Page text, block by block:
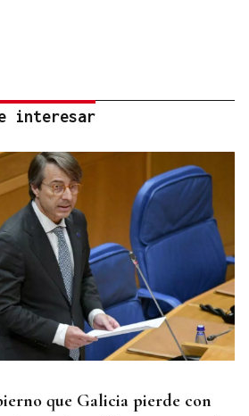
interesar
que Galicia pierde con